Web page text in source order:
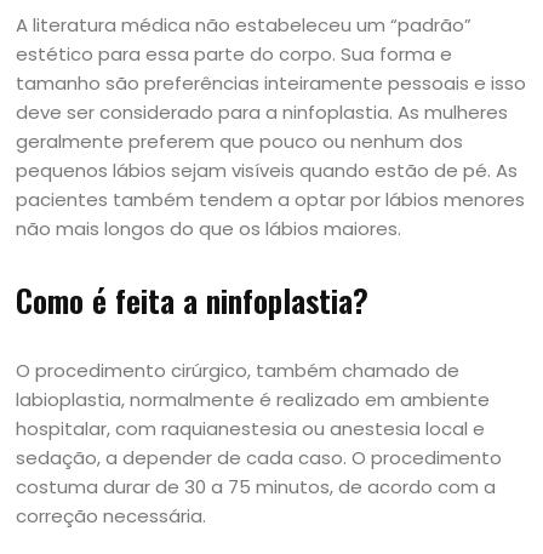
A literatura médica não estabeleceu um “padrão”
estético para essa parte do corpo. Sua forma e
tamanho são preferências inteiramente pessoais e isso
deve ser considerado para a ninfoplastia. As mulheres
geralmente preferem que pouco ou nenhum dos
pequenos lábios sejam visíveis quando estão de pé. As
pacientes também tendem a optar por lábios menores
não mais longos do que os lábios maiores.
Como é feita a ninfoplastia?
O procedimento cirúrgico, também chamado de
labioplastia, normalmente é realizado em ambiente
hospitalar, com raquianestesia ou anestesia local e
sedação, a depender de cada caso. O procedimento
costuma durar de 30 a 75 minutos, de acordo com a
correção necessária.